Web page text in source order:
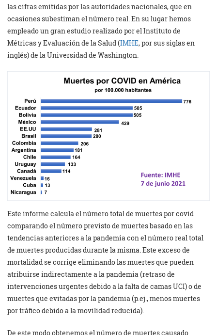
las cifras emitidas por las autoridades nacionales, que en
ocasiones subestiman el número real. En su lugar hemos
empleado un gran estudio realizado por el Instituto de
Métricas y Evaluación de la Salud (IMHE, por sus siglas en
inglés) de la Universidad de Washington.
Este informe calcula el número total de muertes por covid
comparando el número previsto de muertes basado en las
tendencias anteriores a la pandemia con el número real total
de muertes producidas durante la misma. Este exceso de
mortalidad se corrige eliminando las muertes que pueden
atribuirse indirectamente a la pandemia (retraso de
intervenciones urgentes debido a la falta de camas UCI) o de
muertes que evitadas por la pandemia (p.ej., menos muertes
por tráfico debido a la movilidad reducida).
De este modo obtenemos el número de muertes causado